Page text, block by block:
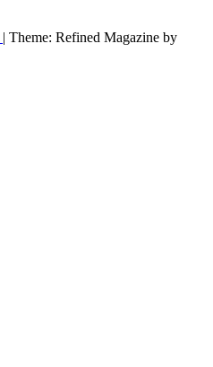
| Theme: Refined Magazine by